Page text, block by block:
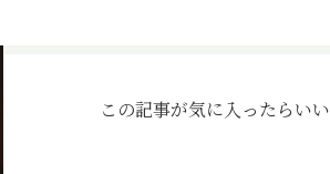
この記事が気に入ったらい